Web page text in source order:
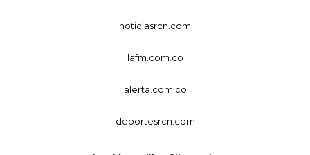
noticiasrcn.com
lafm.com.co
alerta.com.co
deportesrcn.com